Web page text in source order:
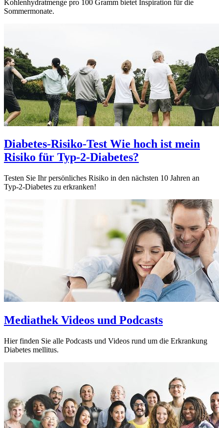
Kohlenhydratmenge pro 100 Gramm bietet Inspiration für die
Sommermonate.
Diabetes-Risiko-Test Wie hoch ist mein
Risiko für Typ-2-Diabetes?
Testen Sie Ihr persönliches Risiko in den nächsten 10 Jahren an
Typ-2-Diabetes zu erkranken!
MediathekVideos und Podcasts
Hier finden Sie alle Podcasts und Videos rund um die Erkrankung
Diabetes mellitus.